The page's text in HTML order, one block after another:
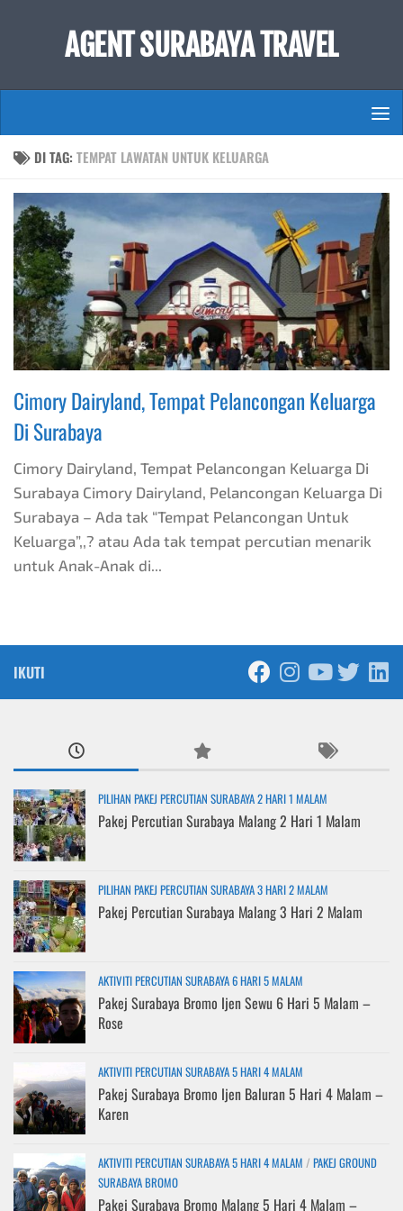
Skip to content
AGENT SURABAYA TRAVEL
DI TAG: TEMPAT LAWATAN UNTUK KELUARGA
Cimory Dairyland, Tempat Pelancongan Keluarga
Di Surabaya
Cimory Dairyland, Tempat Pelancongan Keluarga Di
Surabaya Cimory Dairyland, Pelancongan Keluarga Di
Surabaya – Ada tak “Tempat Pelancongan Untuk
Keluarga”,,? atau Ada tak tempat percutian menarik
untuk Anak-Anak di...
IKUTI
PILIHAN PAKEJ PERCUTIAN SURABAYA 2 HARI 1 MALAM
Pakej Percutian Surabaya Malang 2 Hari 1 Malam
PILIHAN PAKEJ PERCUTIAN SURABAYA 3 HARI 2 MALAM
Pakej Percutian Surabaya Malang 3 Hari 2 Malam
AKTIVITI PERCUTIAN SURABAYA 6 HARI 5 MALAM
Pakej Surabaya Bromo Ijen Sewu 6 Hari 5 Malam –
Rose
AKTIVITI PERCUTIAN SURABAYA 5 HARI 4 MALAM
Pakej Surabaya Bromo Ijen Baluran 5 Hari 4 Malam –
Karen
AKTIVITI PERCUTIAN SURABAYA 5 HARI 4 MALAM / PAKEJ GROUND
SURABAYA BROMO
Pakej Surabaya Bromo Malang 5 Hari 4 Malam –